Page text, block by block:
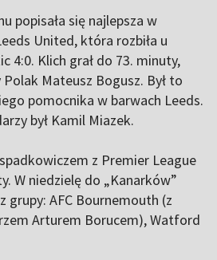
popisała się najlepsza w
United, która rozbiła u
4:0. Klich grał do 73. minuty,
Mateusz Bogusz. Był to
pomocnika w barwach Leeds.
był Kamil Miazek.
z Premier League
W niedzielę do „Kanarków”
grupy: AFC Bournemouth (z
Arturem Borucem), Watford